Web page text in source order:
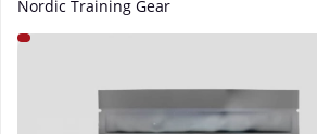
Nordic Training Gear
Produktbilleder Nordic Training Gear